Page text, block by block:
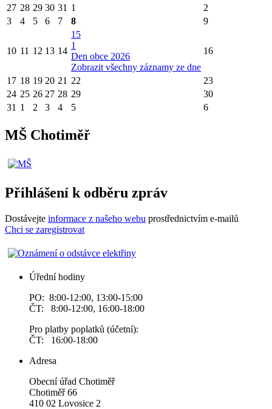
27 28 29 30 31 1
2
3
4 5 6 7 8 9
10 11 12 13 14
15
1
Den obce 2026
Zobrazit všechny záznamy ze dne
16
17 18 19 20 21 22
23
24 25 26 27 28 29
30
31 1 2 3 4 5 6
MŠ Chotiměř
Přihlášení k odběru zpráv
Dostávejte informace z našeho webu prostřednictvím e-mailů
Chci se zaregistrovat
Úřední hodiny
PO: 8:00-12:00, 13:00-15:00
ČT: 8:00-12:00, 16:00-18:00
Pro platby poplatků (účetní):
ČT: 16:00-18:00
Adresa
Obecní úřad Chotiměř
Chotiměř 66
410 02 Lovosice 2